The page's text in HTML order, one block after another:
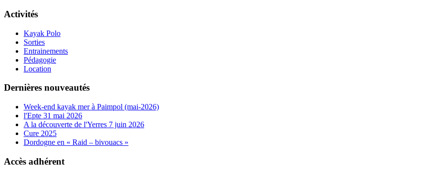
Activités
Kayak Polo
Sorties
Entrainements
Pédagogie
Location
Dernières nouveautés
Week-end kayak mer à Paimpol (mai-2026)
l'Epte 31 mai 2026
A la découverte de l'Yerres 7 juin 2026
Cure 2025
Dordogne en « Raid – bivouacs »
Accès adhérent